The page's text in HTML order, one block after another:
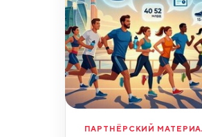
ПАРТНЁРСКИЙ